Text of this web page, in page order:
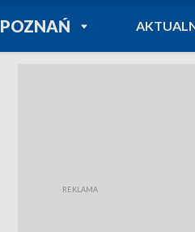
POZNAŃPOWRÓT DO
TVP REGIONY